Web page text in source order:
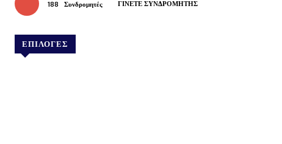
188 Συνδρομητές ΓΊΝΕΤΕ ΣΥΝΔΡΟΜΗΤΉΣ
ΕΠΙΛΟΓΕΣ